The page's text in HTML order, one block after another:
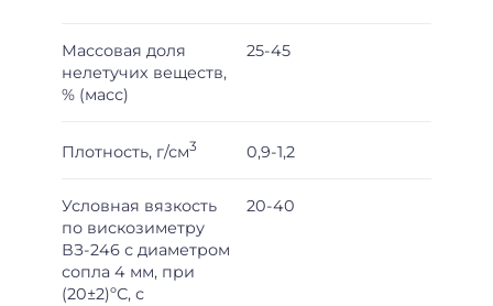
Массовая доля
нелетучих веществ,
% (масс)
25-45
Плотность, г/см3 0,9-1,2
Условная вязкость
по вискозиметру
ВЗ-246 с диаметром
сопла 4 мм, при
(20±2)ºС, с
20-40